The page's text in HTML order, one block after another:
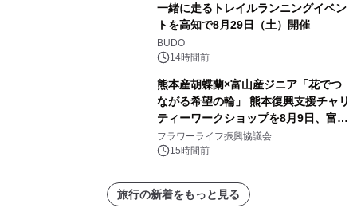
一緒に走るトレイルランニングイベン
トを高知で8月29日（土）開催
BUDO
14時間前
熊本産胡蝶蘭×富山産ジニア「花でつ
ながる希望の輪」 熊本復興支援チャリ
ティーワークショップを8月9日、富
山・射水で開催
フラワーライフ振興協議会
15時間前
旅行の新着をもっと見る